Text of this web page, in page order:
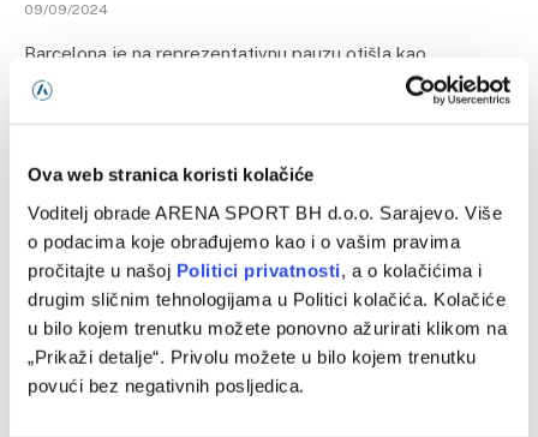
Ova web stranica koristi kolačiće
Voditelj obrade ARENA SPORT BH d.o.o. Sarajevo. Više
o podacima koje obrađujemo kao i o vašim pravima
pročitajte u našoj Politici privatnosti, a o kolačićima i
drugim sličnim tehnologijama u Politici kolačića. Kolačiće
u bilo kojem trenutku možete ponovno ažurirati klikom na
„Prikaži detalje“. Privolu možete u bilo kojem trenutku
povući bez negativnih posljedica.
09/09/2024
Barcelona je na reprezentativnu pauzu otišla kao
prvoplasirana ekipa La Lige. Tim iz Katalonije u 4 odigrana